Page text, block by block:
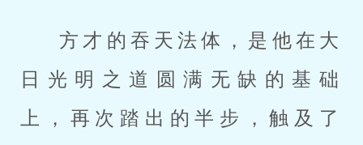
方才的吞天法体，是他在大
日光明之道圆满无缺的基础
上，再次踏出的半步，触及了